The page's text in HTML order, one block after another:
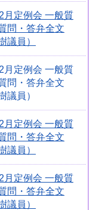
月定例会 一般質
問・答弁全文
議員）
月定例会 一般質
問・答弁全文
議員）
月定例会 一般質
問・答弁全文
議員）
月定例会 一般質
問・答弁全文
議員）